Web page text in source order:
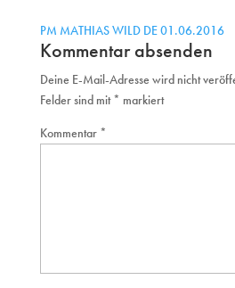
PM MATHIAS WILD DE 01.06.2016
Kommentar absenden
Deine E-Mail-Adresse wird nicht
Felder sind mit* markiert
Kommentar *